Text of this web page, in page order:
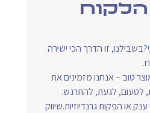
זו הדרך הכי ישירה
טוב – אנחנו מזמינים את
לטעום, לגעת, להתרגש.
או הפקות גרנדיוזיות.שיווק